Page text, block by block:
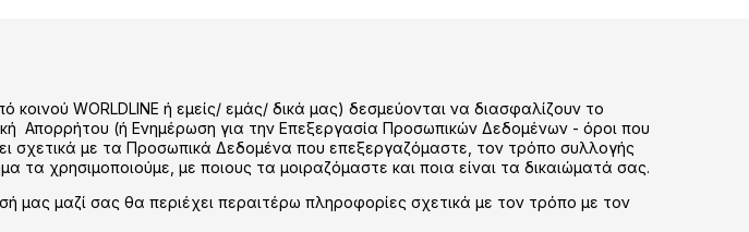
κοινού WORLDLINE ή εμείς/ εμάς/ δικά μας) δεσμεύονται να διασφαλίζουν το
Απορρήτου (ή Ενημέρωση για την Επεξεργασία Προσωπικών Δεδομένων - όροι που
σχετικά με τα Προσωπικά Δεδομένα που επεξεργαζόμαστε, τον τρόπο συλλογής
τα χρησιμοποιούμε, με ποιους τα μοιραζόμαστε και ποια είναι τα δικαιώματά σας.
μαζί σας θα περιέχει περαιτέρω πληροφορίες σχετικά με τον τρόπο με τον